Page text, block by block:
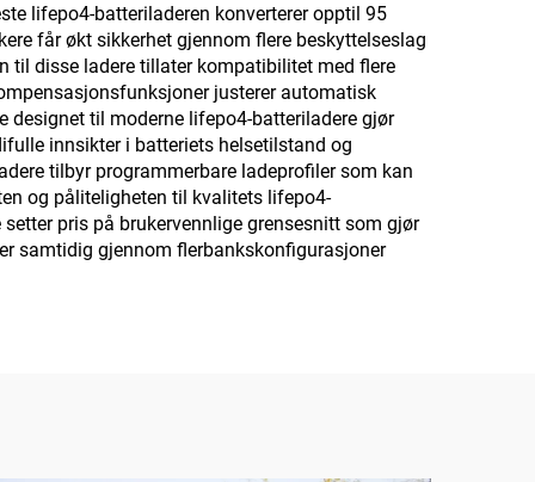
lifepo4-batteriladeren konverterer opptil 95
får økt sikkerhet gjennom flere beskyttelseslag
til disse ladere tillater kompatibilitet med flere
justerer automatisk
til moderne lifepo4-batteriladere gjør
innsikter i batteriets helsetilstand og
tilbyr programmerbare ladeprofiler som kan
og påliteligheten til kvalitets lifepo4-
pris på brukervennlige grensesnitt som gjør
samtidig gjennom flerbankskonfigurasjoner